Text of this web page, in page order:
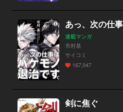
連載マンガ
市村基
サイコミ
167,047
剣に焦ぐ